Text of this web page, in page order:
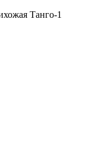
Танго-1